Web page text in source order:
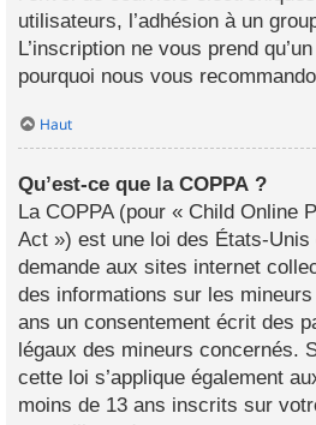
utilisateurs, l’adhésion à un
L’inscription ne vous prend
pourquoi nous vous
Haut
Qu’est-ce que la COPPA ?
La COPPA (pour « Child Online
Act ») est une loi des États-Unis
demande aux sites internet
des informations sur les
ans un consentement écrit des
légaux des mineurs concernés.
cette loi s’applique également
moins de 13 ans inscrits sur